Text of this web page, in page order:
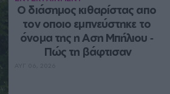
Ο διάσημος κιθαρίστας απο
τον οποιο εμπνεύστηκε το
όνομα της η Αση Μπήλιου ‑
Πώς τη βάφτισαν